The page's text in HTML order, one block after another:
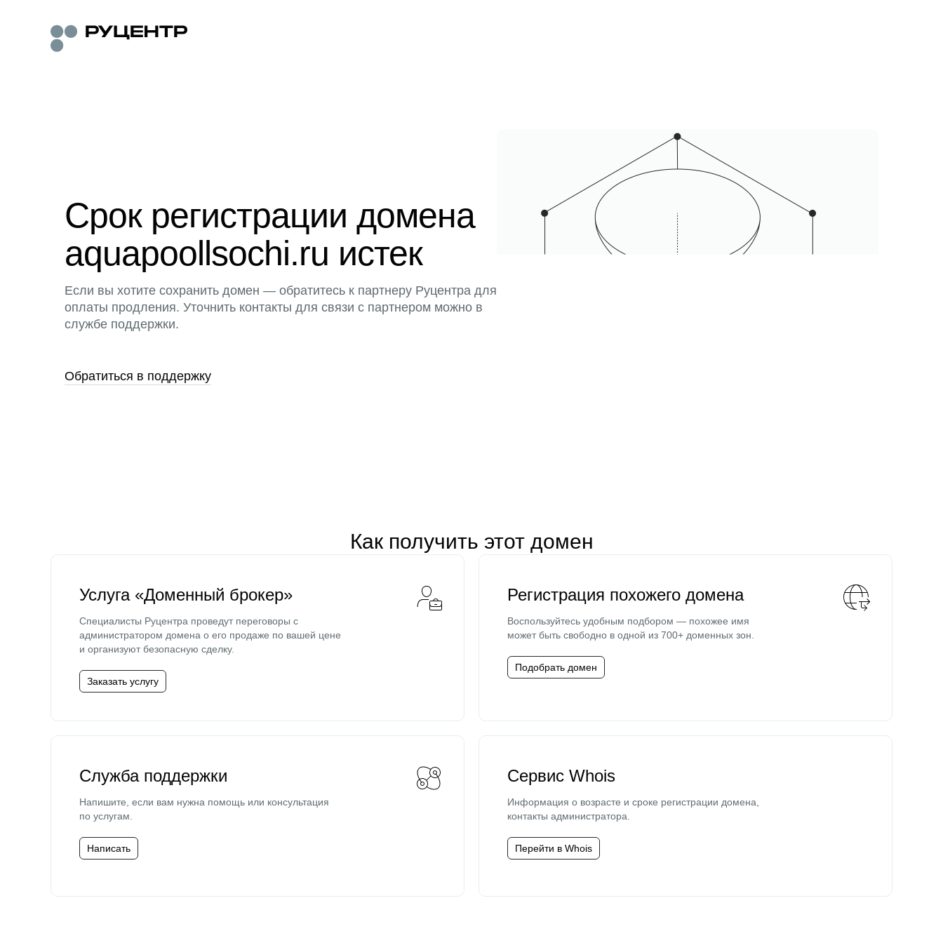
Срок регистрации домена
aquapoollsochi.ru истек
Если вы хотите сохранить домен — обратитесь к партнеру Руцентра для
оплаты продления. Уточнить контакты для связи с партнером можно в
службе поддержки.
Обратиться в поддержку
Как получить этот домен
Услуга «Доменный брокер»
Специалисты Руцентра проведут переговоры с
администратором домена о его продаже по вашей цене
и организуют безопасную сделку.
Заказать услугу
Регистрация похожего домена
Воспользуйтесь удобным подбором — похожее имя
может быть свободно в одной из 700+ доменных зон.
Подобрать домен
Служба поддержки
Напишите, если вам нужна помощь или консультация
по услугам.
Написать
Сервис Whois
Информация о возрасте и сроке регистрации домена,
контакты администратора.
Перейти в Whois